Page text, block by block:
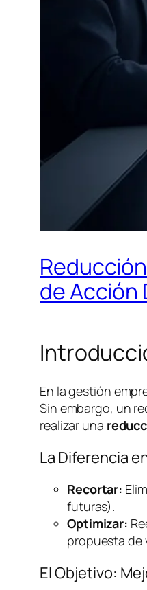
de Acción
En la gestión
Sin embargo, un
realizar una
La Diferencia
Recortar:
futuras).
Optimizar:
propuesta de
El Objetivo: